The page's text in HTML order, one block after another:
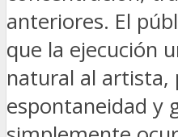
anteriores. El
que la ejecución
natural al artista,
espontaneidad y